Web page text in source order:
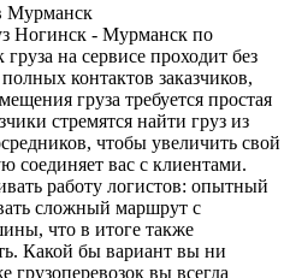
Мурманск
Ногинск - Мурманск по
на сервисе проходит без
контактов заказчиков,
груза требуется простая
стремятся найти груз из
чтобы увеличить свой
соединяет вас с клиентами.
работу логистов: опытный
сложный маршрут с
что в итоге также
Какой бы вариант вы ни
вы всегда